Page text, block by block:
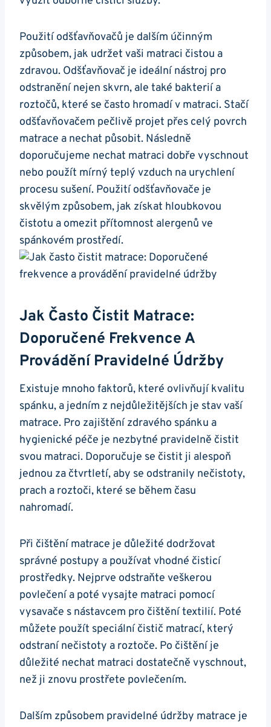
Použití odšťavňovačů je dalším účinným
způsobem, jak udržet vaši matraci čistou a
zdravou. Odšťavňovač je ideální nástroj pro
odstranění nejen skvrn, ale také bakterií a
roztočů, které se často hromadí v matraci. Stačí
odšťavňovačem pečlivě projet přes celý povrch
matrace a nechat působit. Následně
doporučujeme nechat matraci dobře vyschnout
nebo použít mírný teplý vzduch na urychlení
procesu sušení. Použití odšťavňovače je
skvělým způsobem, jak získat hloubkovou
čistotu a omezit přítomnost alergenů ve
spánkovém prostředí.
Jak Často Čistit Matrace:
Doporučené Frekvence A
Provádění Pravidelné Údržby
Existuje mnoho faktorů, které ovlivňují kvalitu
spánku, a jedním z nejdůležitějších je stav vaší
matrace. Pro zajištění zdravého spánku a
hygienické péče je nezbytné pravidelně čistit
svou matraci. Doporučuje se čistit ji alespoň
jednou za čtvrtletí, aby se odstranily nečistoty,
prach a roztoči, které se během času
nahromadí.
Při čištění matrace je důležité dodržovat
správné postupy a používat vhodné čisticí
prostředky. Nejprve odstraňte veškerou
povlečení a poté vysajte matraci pomocí
vysavače s nástavcem pro čištění textilií. Poté
můžete použít speciální čistič matrací, který
odstraní nečistoty a roztoče. Po čištění je
důležité nechat matraci dostatečně vyschnout,
než ji znovu prostřete povlečením.
Dalším způsobem pravidelné údržby matrace je